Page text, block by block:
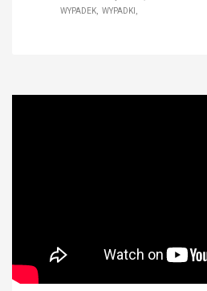
WYPADEK
WYPADKI